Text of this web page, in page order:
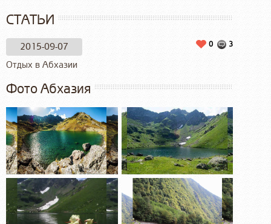
СТАТЬИ
2015-09-07 3
0
Отдых в Абхазии
Фото Абхазия